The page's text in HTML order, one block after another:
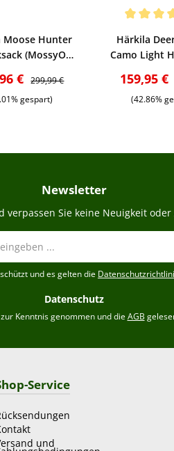
Moose Hunter
(MossyOak
€ Regulärer Preis:
299,99 €
gespart)
Bewerten
Härkila
Camo Light
159,95 €
(42.86%
Newsletter
Sie keine Neuigkeit
und es gelten die
Datenschutz
Kenntnis genommen und dieAGB
Service
und